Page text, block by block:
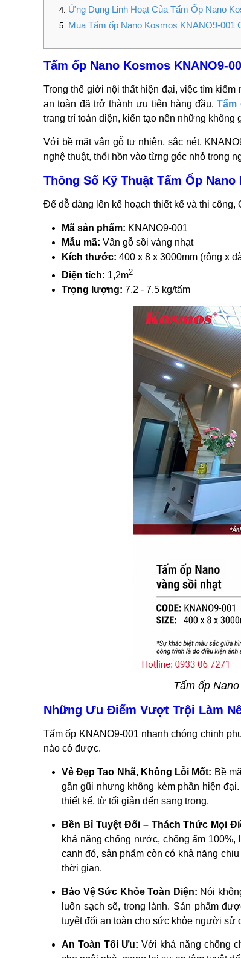
Ứng Dụng Linh Hoạt Của Tấm Ốp Nano
Mua Tấm ốp Nano Kosmos KNANO9-001
Tấm ốp Nano Kosmos KNANO9-
Trong thế giới nội thất hiện đại, việc tìm
an toàn đã trở thành ưu tiên hàng đầu.Tấm
trang trí toàn diện, kiến tạo nên những không
Với bề mặt vân gỗ tự nhiên, sắc nét,
nghệ thuật, thổi hồn vào từng góc nhỏ trong
Thông Số Kỹ Thuật Tấm Ốp Nano
Để dễ dàng lên kế hoạch thiết kế và thi công,
Mã sản phẩm: KNANO9-001
Mẫu mã: Vân gỗ sồi vàng nhạt
Kích thước: 400 x 8 x 3000mm (rộng x
Diện tích: 1,2m2
Trọng lượng: 7,2 - 7,5 kg/tấm
Tấm ốp
Những Ưu Điểm Vượt Trội Làm
Tấm ốp KNANO9-001 nhanh chóng chinh
nào có được.
Vẻ Đẹp Tao Nhã, Không Lỗi Mốt: Bề
gần gũi nhưng không kém phần hiện
thiết kế, từ tối giản đến sang trọng.
Bền Bỉ Tuyệt Đối – Thách Thức Mọi
khả năng chống nước, chống ẩm
cạnh đó, sản phẩm còn có khả năng
thời gian.
Bảo Vệ Sức Khỏe Toàn Diện: Nói
luôn sạch sẽ, trong lành. Sản phẩm
tuyệt đối an toàn cho sức khỏe người sử
An Toàn Tối Ưu: Với khả năng chống